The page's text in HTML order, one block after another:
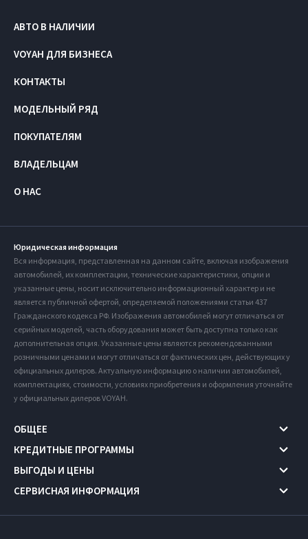
АВТО В НАЛИЧИИ
VOYAH ДЛЯ БИЗНЕСА
КОНТАКТЫ
МОДЕЛЬНЫЙ РЯД
ПОКУПАТЕЛЯМ
ВЛАДЕЛЬЦАМ
О НАС
Юридическая информация
Вся информация, представленная на данном сайте, включая изображения
автомобилей, их комплектации, технические характеристики, опции и
указанные цены, носит исключительно информационный характер и не
является публичной офертой, определяемой положениями статьи 437
Гражданского кодекса РФ. Изображения автомобилей могут отличаться от
серийных моделей, часть оборудования может быть доступна только как
дополнительная опция. Указанные цены являются рекомендованными
розничными ценами и могут отличаться от фактических цен, действующих у
официальных дилеров. Актуальную информацию о наличии автомобилей,
комплектациях, стоимости, условиях приобретения и оформления уточняйте
у официальных дилеров VOYAH.
ОБЩЕЕ
КРЕДИТНЫЕ ПРОГРАММЫ
ВЫГОДЫ И ЦЕНЫ
СЕРВИСНАЯ ИНФОРМАЦИЯ